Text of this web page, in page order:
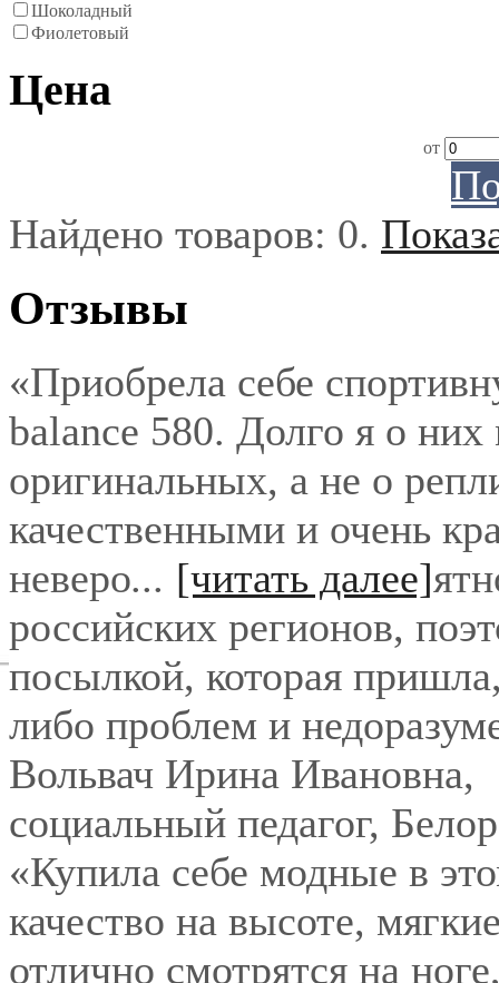
Шоколадный
Фиолетовый
Цена
от
Найдено товаров: 0.
Отзывы
«Приобрела себе
balance 580. Долго я о
оригинальных, а не о
качественными и очень
неверо... [читать далее]
российских регионов,
посылкой, которая
либо проблем и
Вольвач Ирина Ивановна,
социальный педагог,
«Купила себе модные в
качество на высоте,
отлично смотрятся на